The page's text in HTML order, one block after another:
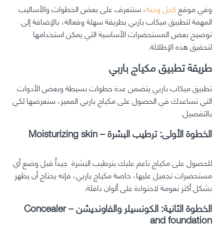
وفي موقعكحل وحنة، سنتعرف على بعض الخطوات والأساليب
المهمة لتطبيق ميكاب باربي بطريقة سهلة وفعالة، بالإضافة إلى
توضيح بعض المستحضرات الأساسية التي يمكن استخدامها
لتحقيق هذه الإطلالة.
طريقة تطبيق مكياج باربي
تطبيق ميكاب باربي يتضمن عدة خطوات بسيطة وبعض الأدوات
التي تساعدك في الحصول على مكياج باربي المميز، سنعرضها لكي
بالتفصيل.
الخطوة الأولى: ترطيب البشرة – Moisturizing skin
للحصول على مكياج ناعم عليك بترطيب البشرة جيداً قبل وضع أي
مستحضرات تجميل عليها، خاصة مكياج باربي، فإنه يحتاج أن يظهر
بشكل أكثر نعومة لاحتواءة على ألوان دافئة.
الخطوة الثانية: الكونسيلر والفاونديشن – Concealer
and foundation